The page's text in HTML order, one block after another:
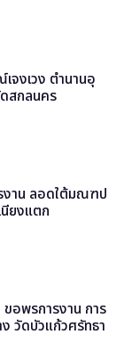
จงเวง ตำนานอุ
สกลนคร
งาน ลอดใต้มณฑป
ยงแตก
อพรการงาน การ
ง วัดบัวแก้วศรัทธา